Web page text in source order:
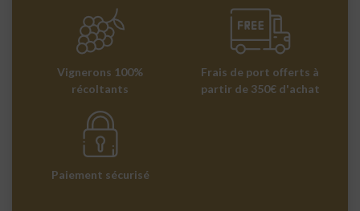
Vignerons 100%
récoltants
Frais de port offerts à
partir de 350€ d'achat
Paiement sécurisé